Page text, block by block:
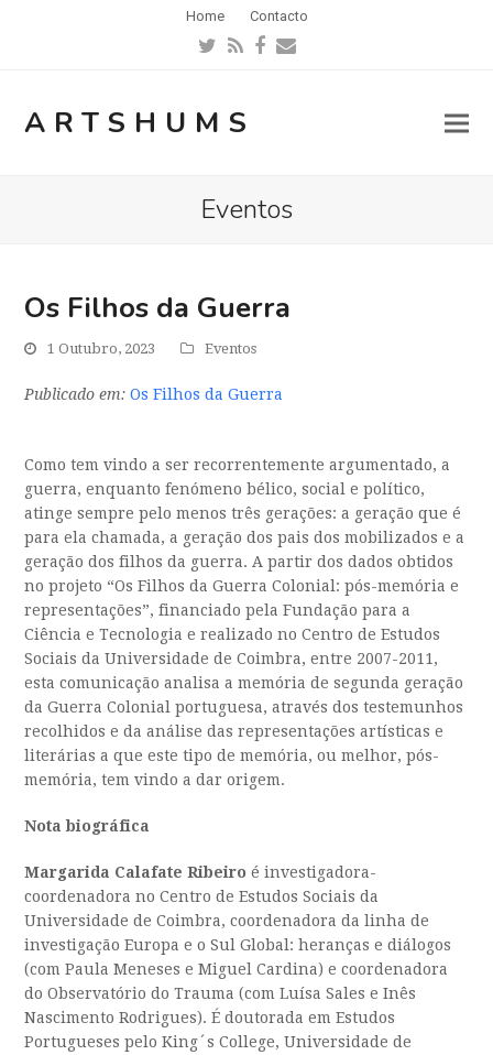
Home Contacto
Twitter
RSSFacebook
Email
ARTSHUMS
Eventos
Os Filhos da Guerra
1 Outubro, 2023 Eventos
Publicado em: Os Filhos da Guerra
Como tem vindo a ser recorrentemente argumentado, a
guerra, enquanto fenómeno bélico, social e político,
atinge sempre pelo menos três gerações: a geração que é
para ela chamada, a geração dos pais dos mobilizados e a
geração dos filhos da guerra. A partir dos dados obtidos
no projeto “Os Filhos da Guerra Colonial: pós-memória e
representações”, financiado pela Fundação para a
Ciência e Tecnologia e realizado no Centro de Estudos
Sociais da Universidade de Coimbra, entre 2007-2011,
esta comunicação analisa a memória de segunda geração
da Guerra Colonial portuguesa, através dos testemunhos
recolhidos e da análise das representações artísticas e
literárias a que este tipo de memória, ou melhor, pós-
memória, tem vindo a dar origem.
Nota biográfica
Margarida Calafate Ribeiro é investigadora-
coordenadora no Centro de Estudos Sociais da
Universidade de Coimbra, coordenadora da linha de
investigação Europa e o Sul Global: heranças e diálogos
(com Paula Meneses e Miguel Cardina) e coordenadora
do Observatório do Trauma (com Luísa Sales e Inês
Nascimento Rodrigues). É doutorada em Estudos
Portugueses pelo King´s College, Universidade de